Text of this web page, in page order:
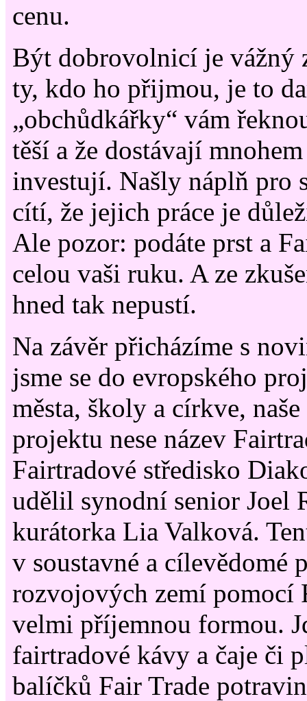
cenu.
Být dobrovolnicí je vážný
ty, kdo ho přijmou, je to
„obchůdkářky“ vám
těší a že dostávají
investují. Našly náplň pro
cítí, že jejich práce je
Ale pozor: podáte prst a
celou vaši ruku. A ze
hned tak nepustí.
Na závěr přicházíme s
jsme se do evropského
města, školy a církve, naše
projektu nese název
Fairtradové středisko
udělil synodní senior Joel
kurátorka Lia Valková.
v soustavné a cílevědomé
rozvojových zemí pomocí
velmi příjemnou formou.
fairtradové kávy a čaje či
balíčků Fair Trade